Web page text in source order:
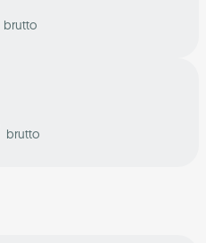
brutto
brutto